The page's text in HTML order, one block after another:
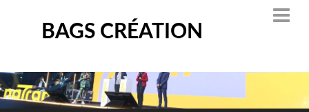
BAGS CRÉATION